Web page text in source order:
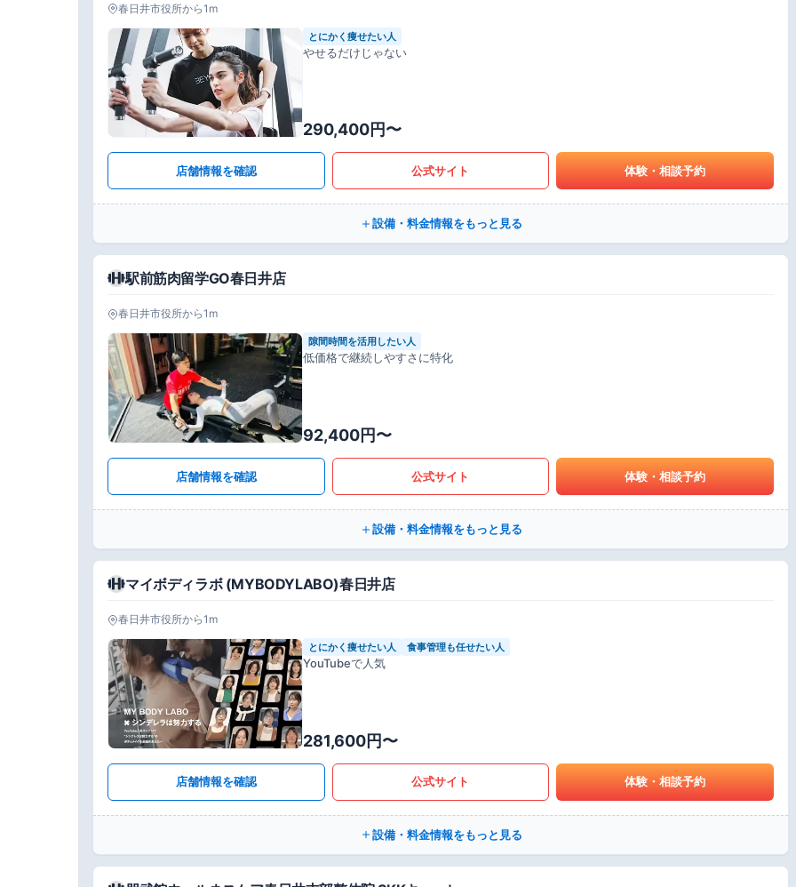
春日井市役所から1m
とにかく痩せたい人
やせるだけじゃない
290,400円〜
店舗情報を確認 公式サイト 体験・相談予約
設備・料金情報をもっと見る
駅前筋肉留学GO春日井店
春日井市役所から1m
隙間時間を活用したい人
低価格で継続しやすさに特化
92,400円〜
店舗情報を確認 公式サイト 体験・相談予約
設備・料金情報をもっと見る
マイボディラボ (MYBODYLABO)春日井店
春日井市役所から1m
とにかく痩せたい人 食事管理も任せたい人
YouTubeで人気
281,600円〜
店舗情報を確認 公式サイト 体験・相談予約
設備・料金情報をもっと見る